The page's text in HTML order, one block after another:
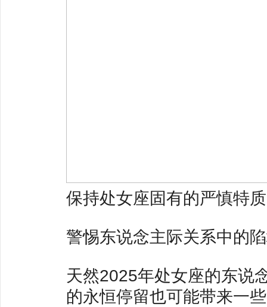
保持处女座固有的严慎特
警惕东说念主际关系中的
天然2025年处女座的东说
的永恒停留也可能带来一